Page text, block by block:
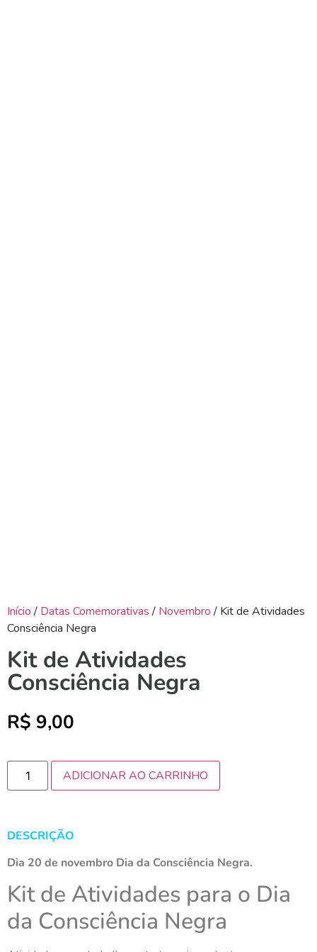
Início / Datas Comemorativas / Novembro / Kit de Atividades
Consciência Negra
Kit de Atividades
Consciência Negra
R$ 9,00
ADICIONAR AO CARRINHO
DESCRIÇÃO
Dia 20 de novembro Dia da Consciência Negra.
Kit de Atividades para o Dia
da Consciência Negra